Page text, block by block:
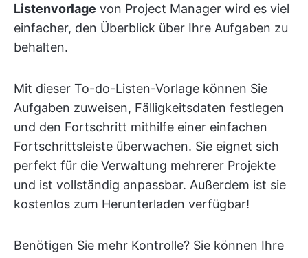
Listenvorlage von Project Manager wird es viel
einfacher, den Überblick über Ihre Aufgaben zu
behalten.
Mit dieser To-do-Listen-Vorlage können Sie
Aufgaben zuweisen, Fälligkeitsdaten festlegen
und den Fortschritt mithilfe einer einfachen
Fortschrittsleiste überwachen. Sie eignet sich
perfekt für die Verwaltung mehrerer Projekte
und ist vollständig anpassbar. Außerdem ist sie
kostenlos zum Herunterladen verfügbar!
Benötigen Sie mehr Kontrolle? Sie können Ihre